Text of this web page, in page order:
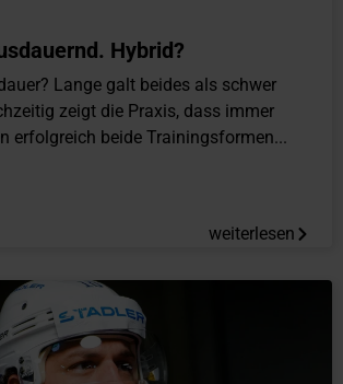
Hybrid?
Lange galt beides als schwer
zeigt die Praxis, dass immer
erfolgreich beide Trainingsformen...
weiterlesen